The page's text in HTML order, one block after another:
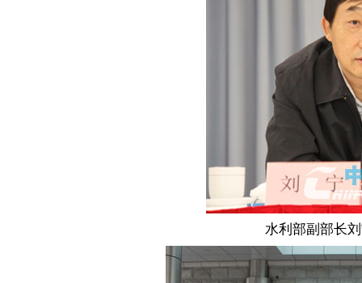
水利部副部长